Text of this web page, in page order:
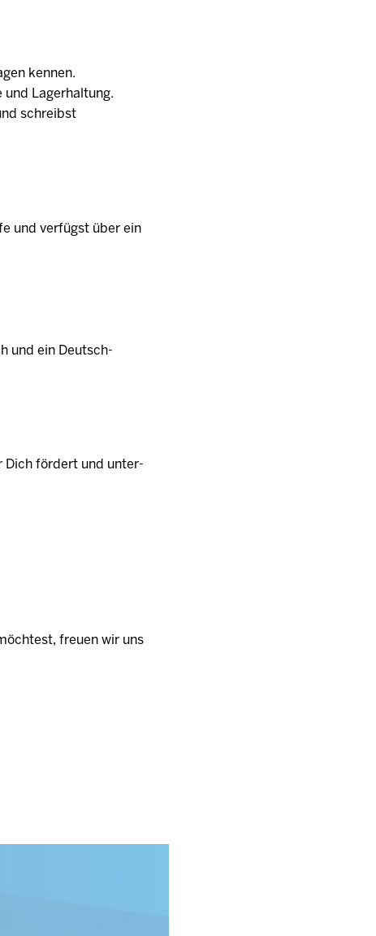
kennen.
Lagerhaltung.
schreibst
und verfügst über ein
und ein Deutsch-
Dich fördert und unter­
freuen wir uns